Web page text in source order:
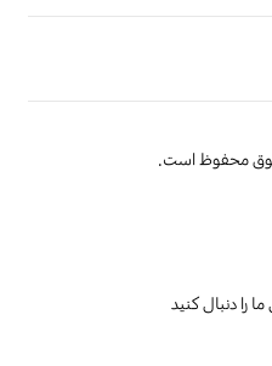
را دنبال کنید